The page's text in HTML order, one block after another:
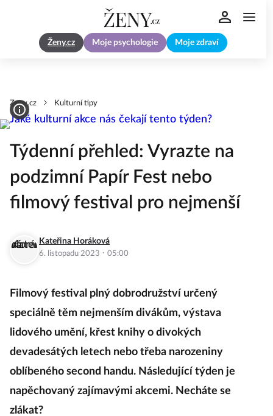
Ženy.cz Moje psychologie Moje zdraví
Zeny.cz Kulturní tipy
Týdenní přehled: Vyrazte na
filmový festival pro nejmenší
Kateřina Horáková
6. listopadu 2023 05:00
Filmový festival plný dobrodružství určený
speciálně těm nejmenším divákům, výstava
lidového umění, křest knihy o divokých
devadesátých letech nebo třeba narozeniny